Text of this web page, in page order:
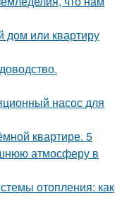
дом или квартиру
насос для
квартире. 5
атмосферу в
отопления: как